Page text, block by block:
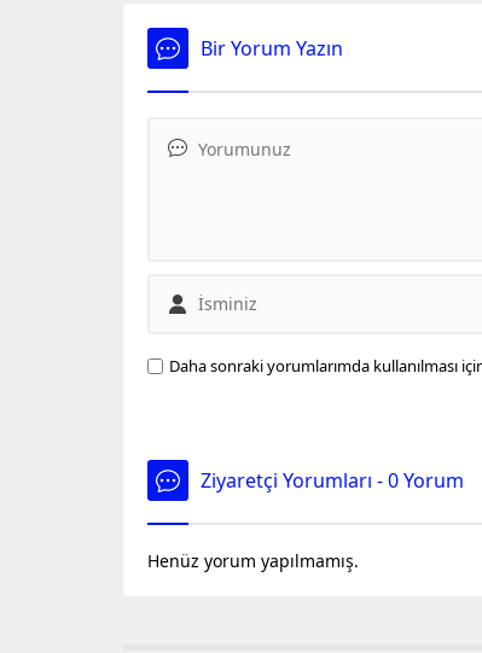
Bir Yorum Yazın
Daha sonraki yorumlarımda kullanılması
Ziyaretçi Yorumları - 0 Yorum
Henüz yorum yapılmamış.